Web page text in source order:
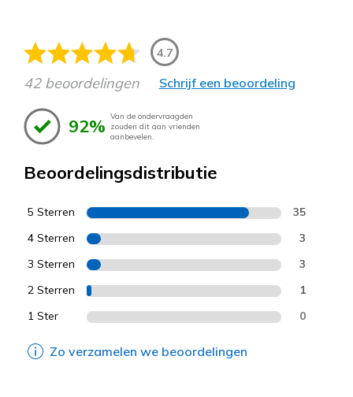
4.7
42 beoordelingen Schrijf een beoordeling
92% Van de ondervraagden
zouden dit aan vrienden
aanbevelen.
Beoordelingsdistributie
5 Sterren 35
4 Sterren 3
3 Sterren 3
2 Sterren 1
1 Ster 0
Zo verzamelen we beoordelingen